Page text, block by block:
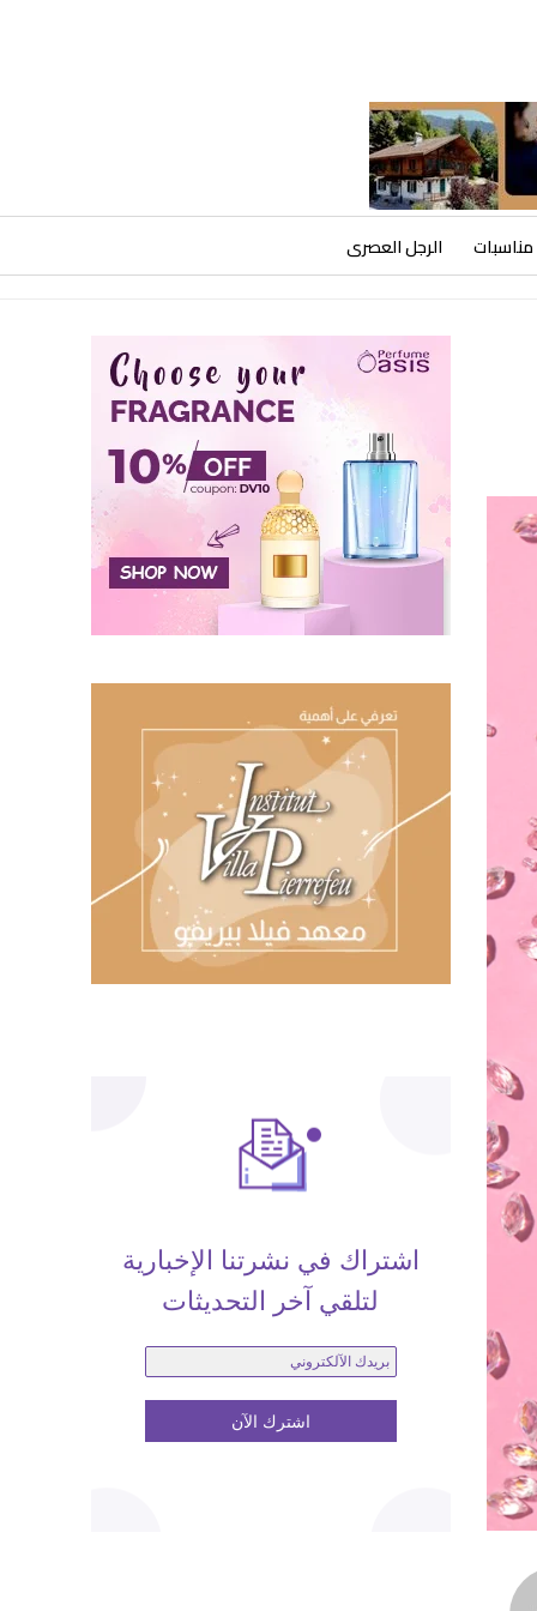
مناسبات الرجل العصرى
اشتراك في نشرتنا الإخبارية
لتلقي آخر التحديثات